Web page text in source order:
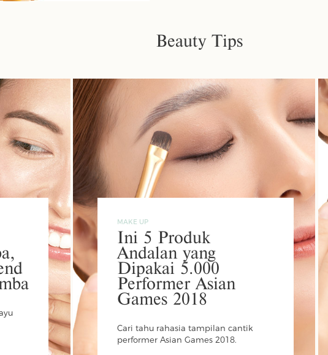
Beauty Tips
MAKE UP
Ini 5 Produk
Andalan yang
Dipakai 5.000
Performer Asian
Games 2018
Cari tahu rahasia tampilan cantik
performer Asian Games 2018.